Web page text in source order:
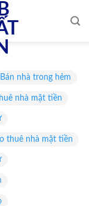
Bán nhà trong hẻm
nhà mặt tiền
thuê nhà mặt tiền